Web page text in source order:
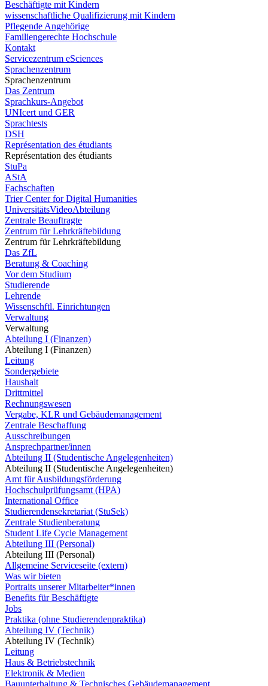
Beschäftigte mit Kindern
wissenschaftliche Qualifizierung mit Kindern
Pflegende Angehörige
Familiengerechte Hochschule
Kontakt
Servicezentrum eSciences
Sprachenzentrum
Sprachenzentrum
Das Zentrum
Sprachkurs-Angebot
UNIcert und GER
Sprachtests
DSH
Représentation des étudiants
Représentation des étudiants
StuPa
AStA
Fachschaften
Trier Center for Digital Humanities
UniversitätsVideoAbteilung
Zentrale Beauftragte
Zentrum für Lehrkräftebildung
Zentrum für Lehrkräftebildung
Das ZfL
Beratung & Coaching
Vor dem Studium
Studierende
Lehrende
Wissenschftl. Einrichtungen
Verwaltung
Verwaltung
Abteilung I (Finanzen)
Abteilung I (Finanzen)
Leitung
Sondergebiete
Haushalt
Drittmittel
Rechnungswesen
Vergabe, KLR und Gebäudemanagement
Zentrale Beschaffung
Ausschreibungen
Ansprechpartner/innen
Abteilung II (Studentische Angelegenheiten)
Abteilung II (Studentische Angelegenheiten)
Amt für Ausbildungsförderung
Hochschulprüfungsamt (HPA)
International Office
Studierendensekretariat (StuSek)
Zentrale Studienberatung
Student Life Cycle Management
Abteilung III (Personal)
Abteilung III (Personal)
Allgemeine Serviceseite (extern)
Was wir bieten
Portraits unserer Mitarbeiter*innen
Benefits für Beschäftigte
Jobs
Praktika (ohne Studierendenpraktika)
Abteilung IV (Technik)
Abteilung IV (Technik)
Leitung
Haus & Betriebstechnik
Elektronik & Medien
Bauunterhaltung & Technisches Gebäudemanagement